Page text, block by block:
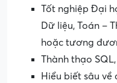
Tốt nghiệp Đại
Dữ liệu, Toán –
hoặc tương
Thành thạo
Hiểu biết sâu